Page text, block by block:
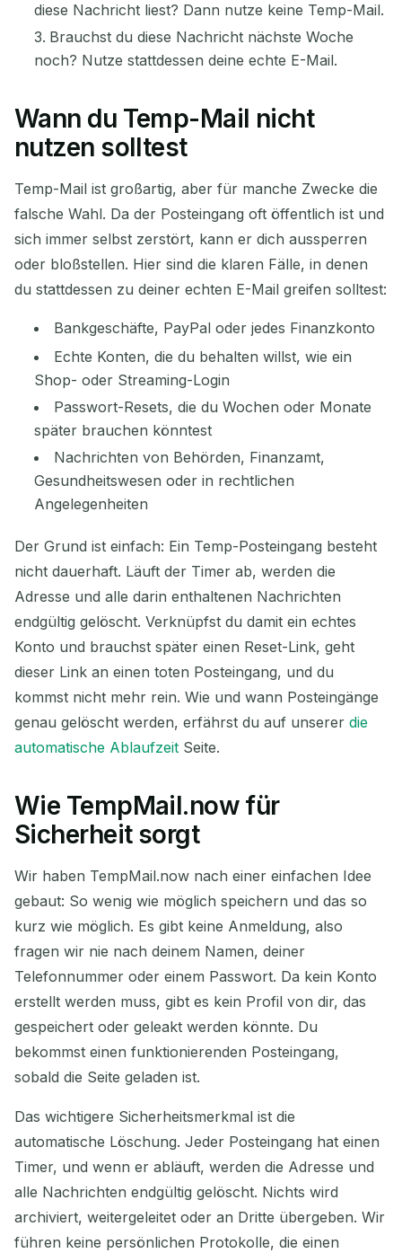
diese Nachricht liest? Dann nutze keine Temp-Mail.
Brauchst du diese Nachricht nächste Woche
noch? Nutze stattdessen deine echte E-Mail.
Wann du Temp-Mail nicht
nutzen solltest
Temp-Mail ist großartig, aber für manche Zwecke die
falsche Wahl. Da der Posteingang oft öffentlich ist und
sich immer selbst zerstört, kann er dich aussperren
oder bloßstellen. Hier sind die klaren Fälle, in denen
du stattdessen zu deiner echten E-Mail greifen solltest:
Bankgeschäfte, PayPal oder jedes Finanzkonto
Echte Konten, die du behalten willst, wie ein
Shop- oder Streaming-Login
Passwort-Resets, die du Wochen oder Monate
später brauchen könntest
Nachrichten von Behörden, Finanzamt,
Gesundheitswesen oder in rechtlichen
Angelegenheiten
Der Grund ist einfach: Ein Temp-Posteingang besteht
nicht dauerhaft. Läuft der Timer ab, werden die
Adresse und alle darin enthaltenen Nachrichten
endgültig gelöscht. Verknüpfst du damit ein echtes
Konto und brauchst später einen Reset-Link, geht
dieser Link an einen toten Posteingang, und du
kommst nicht mehr rein. Wie und wann Posteingänge
genau gelöscht werden, erfährst du auf unserer die
automatische Ablaufzeit Seite.
Wie TempMail.now für
Sicherheit sorgt
Wir haben TempMail.now nach einer einfachen Idee
gebaut: So wenig wie möglich speichern und das so
kurz wie möglich. Es gibt keine Anmeldung, also
fragen wir nie nach deinem Namen, deiner
Telefonnummer oder einem Passwort. Da kein Konto
erstellt werden muss, gibt es kein Profil von dir, das
gespeichert oder geleakt werden könnte. Du
bekommst einen funktionierenden Posteingang,
sobald die Seite geladen ist.
Das wichtigere Sicherheitsmerkmal ist die
automatische Löschung. Jeder Posteingang hat einen
Timer, und wenn er abläuft, werden die Adresse und
alle Nachrichten endgültig gelöscht. Nichts wird
archiviert, weitergeleitet oder an Dritte übergeben. Wir
führen keine persönlichen Protokolle, die einen